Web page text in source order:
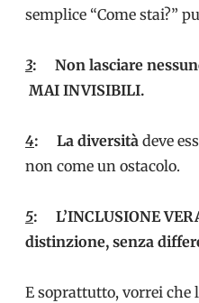
semplice “Come stai?”
3: Non lasciare
MAI INVISIBILI.
4: La diversità deve
non come un ostacolo.
5: L’INCLUSIONE
distinzione, senza
E soprattutto, vorrei